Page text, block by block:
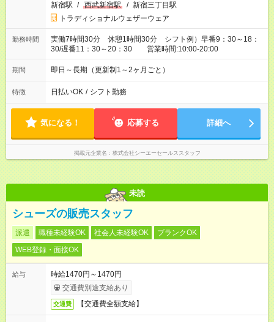
新宿駅 / 西武新宿駅 / 新宿三丁目駅
トラディショナルウェザーウェア
勤務時間
実働7時間30分 休憩1時間30分 シフト例）早番9：30～18：
30/遅番11：30～20：30 営業時間:10:00-20:00
期間 即日～長期（更新制1～2ヶ月ごと）
特徴 日払いOK / シフト勤務
気になる！ 応募する 詳細へ
掲載元企業名 株式会社シーエーセールススタッフ
未読
シューズの販売スタッフ
派遣 職種未経験OK 社会人未経験OK
ブランクOK
WEB登録・面接OK
給与
時給1470円～1470円
交通費別途支給あり
交通費 【交通費全額支給】